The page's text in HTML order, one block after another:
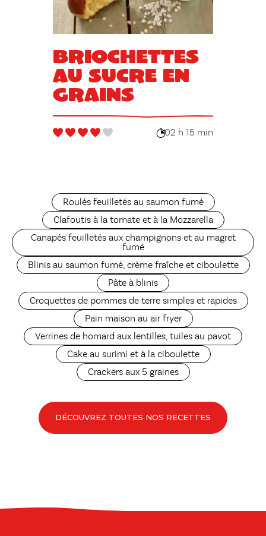
Briochettes
au sucre en
grains
02 h 15 min
Roulés feuilletés au saumon fumé
Clafoutis à la tomate et à la Mozzarella
Canapés feuilletés aux champignons et au magret
fumé
Blinis au saumon fumé, crème fraîche et ciboulette
Pâte à blinis
Croquettes de pommes de terre simples et rapides
Pain maison au air fryer
Verrines de homard aux lentilles, tuiles au pavot
Cake au surimi et à la ciboulette
Crackers aux 5 graines
DÉCOUVREZ TOUTES NOS RECETTES